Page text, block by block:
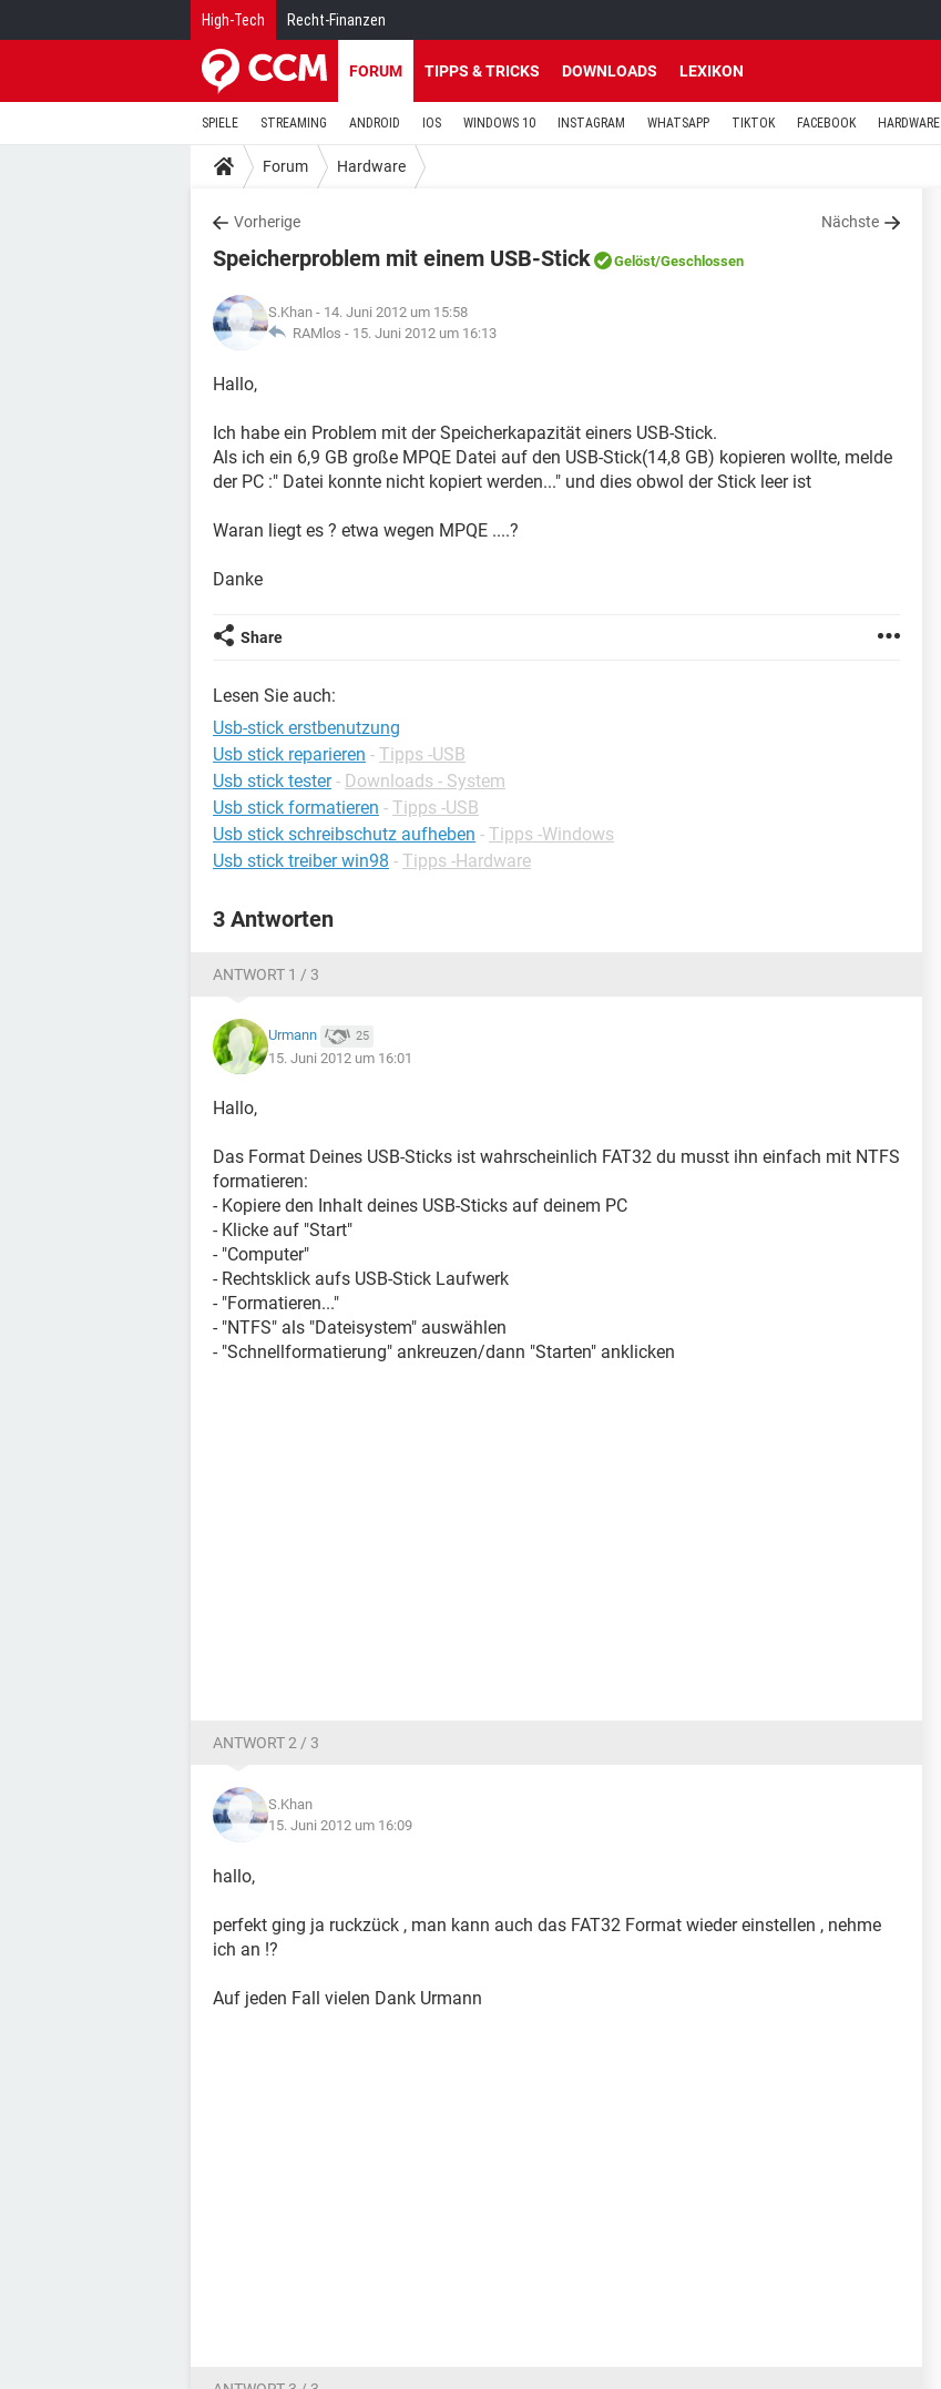
High-Tech Recht-Finanzen
FORUM TIPPS & TRICKS DOWNLOADS LEXIKON
SPIELE STREAMING ANDROID IOS WINDOWS 10 INSTAGRAM WHATSAPP TIKTOK FACEBOOK HARDWARE
Forum Hardware
Vorherige Nächste
Speicherproblem mit einem USB-Stick Gelöst/Geschlossen
S.Khan - 14. Juni 2012 um 15:58
RAMlos - 15. Juni 2012 um 16:13
Hallo,
Ich habe ein Problem mit der Speicherkapazität einers USB-Stick.
Als ich ein 6,9 GB große MPQE Datei auf den USB-Stick(14,8 GB) kopieren wollte, melde
der PC :" Datei konnte nicht kopiert werden..." und dies obwol der Stick leer ist
Waran liegt es ? etwa wegen MPQE ....?
Danke
Share
Lesen Sie auch:
Usb-stick erstbenutzung
Usb stick reparieren - Tipps -USB
Usb stick tester - Downloads - System
Usb stick formatieren - Tipps -USB
Usb stick schreibschutz aufheben - Tipps -Windows
Usb stick treiber win98 - Tipps -Hardware
3 Antworten
ANTWORT 1 / 3
Urmann 25
15. Juni 2012 um 16:01
Hallo,
Das Format Deines USB-Sticks ist wahrscheinlich FAT32 du musst ihn einfach mit NTFS
formatieren:
- Kopiere den Inhalt deines USB-Sticks auf deinem PC
- Klicke auf "Start"
- "Computer"
- Rechtsklick aufs USB-Stick Laufwerk
- "Formatieren..."
- "NTFS" als "Dateisystem" auswählen
- "Schnellformatierung" ankreuzen/dann "Starten" anklicken
ANTWORT 2 / 3
S.Khan
15. Juni 2012 um 16:09
hallo,
perfekt ging ja ruckzück , man kann auch das FAT32 Format wieder einstellen , nehme
ich an !?
Auf jeden Fall vielen Dank Urmann